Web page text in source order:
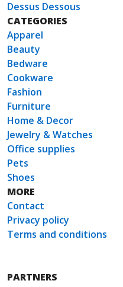
Dessus Dessous
CATEGORIES
Apparel
Beauty
Bedware
Cookware
Fashion
Furniture
Home & Decor
Jewelry & Watches
Office supplies
Pets
Shoes
MORE
Contact
Privacy policy
Terms and conditions
PARTNERS